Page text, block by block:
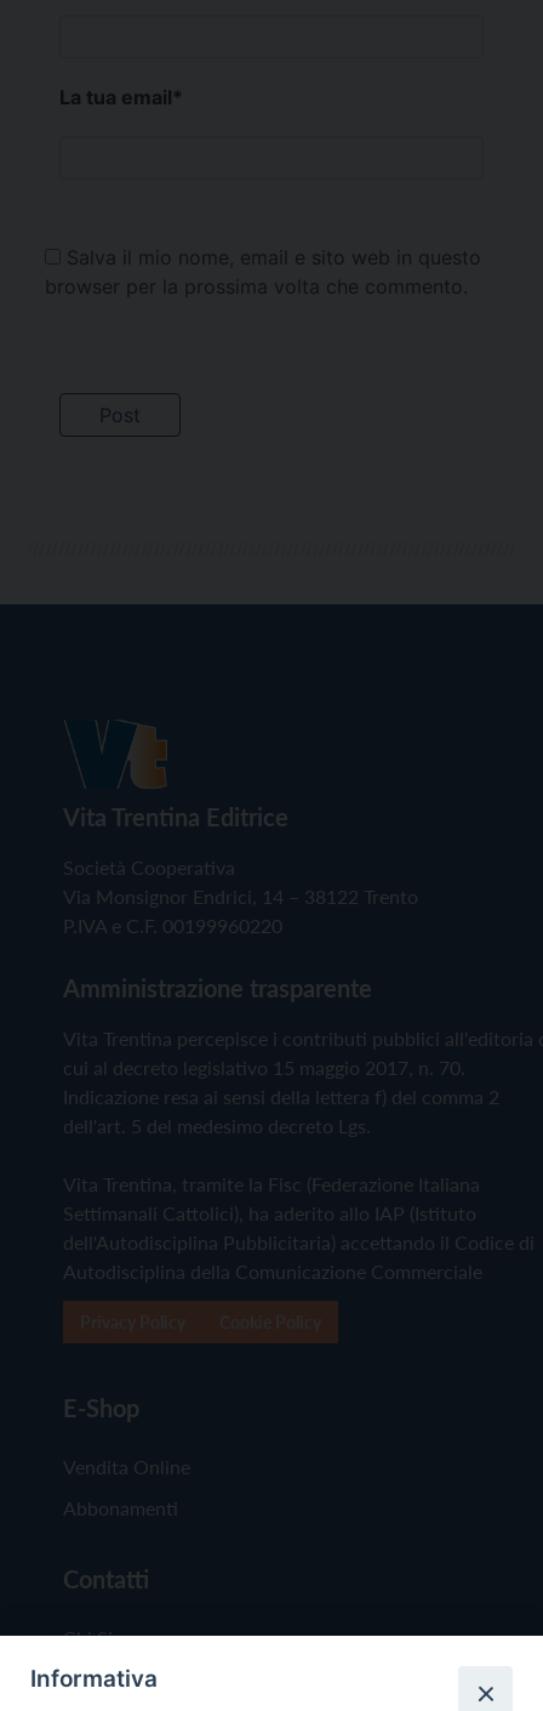
La tua email*
Salva il mio nome, email e sito web in questo
browser per la prossima volta che commento.
Vita Trentina Editrice
Società Cooperativa
Via Monsignor Endrici, 14 – 38122 Trento
P.IVA e C.F. 00199960220
Amministrazione trasparente
Vita Trentina percepisce i contributi pubblici all'editoria
cui al decreto legislativo 15 maggio 2017, n. 70.
Indicazione resa ai sensi della lettera f) del comma 2
dell'art. 5 del medesimo decreto Lgs.
Vita Trentina, tramite la Fisc (Federazione Italiana
Settimanali Cattolici), ha aderito allo IAP (Istituto
dell'Autodisciplina Pubblicitaria) accettando il Codice di
Autodisciplina della Comunicazione Commerciale
E-Shop
Vendita Online
Abbonamenti
Contatti
Chi Siamo
Redazione
Informativa